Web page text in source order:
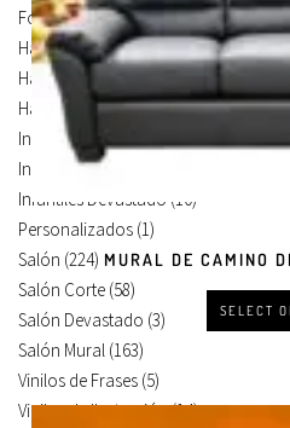
MURAL DE CAMINO
SELECT
Foto Lienzo(51)
Habitación(4)
Habitación Corte(3)
Habitación Devastado(1)
Infantiles
(75)
Infantiles Corte
Infantiles Devastado (10)
Personalizados (1)
Salón (224)
Salón Corte (58)
Salón Devastado (3)
Salón Mural (163)
Vinilos de Frases (5)
Vinilos de Ilustración(14)